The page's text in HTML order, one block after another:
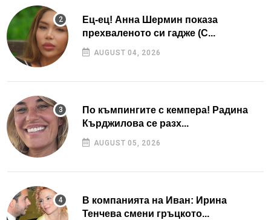
Ец-ец! Анна Шермин показа
прехваленото си гадже (С...
AUGUST 04, 2026
По къмпингите с кемпера! Радина
Кърджилова се разх...
AUGUST 05, 2026
В компанията на Иван: Ирина
Тенчева смени гръцкото...